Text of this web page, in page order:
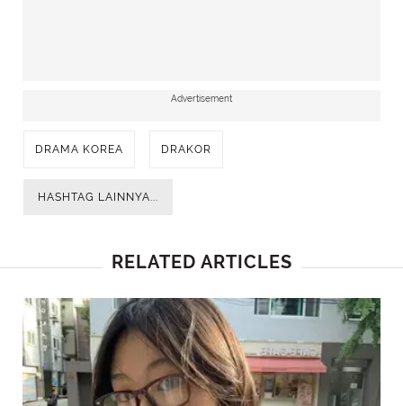
Advertisement
DRAMA KOREA DRAKOR
HASHTAG LAINNYA...
RELATED ARTICLES